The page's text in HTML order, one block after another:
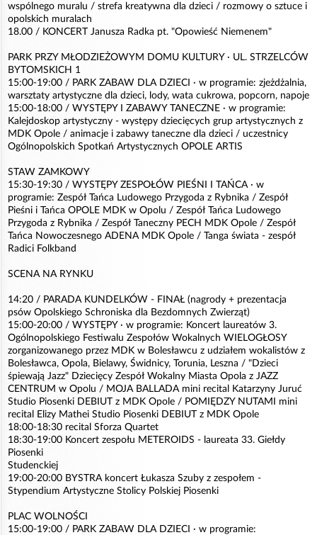
wspólnego muralu / strefa kreatywna dla dzieci / rozmowy o sztuce i
opolskich muralach
18.00 / KONCERT Janusza Radka pt. "Opowieść Niemenem"
PARK PRZY MŁODZIEŻOWYM DOMU KULTURY · UL. STRZELCÓW
BYTOMSKICH 1
15:00-19:00 / PARK ZABAW DLA DZIECI · w programie: zjeżdżalnia,
warsztaty artystyczne dla dzieci, lody, wata cukrowa, popcorn, napoje
15:00-18:00 / WYSTĘPY I ZABAWY TANECZNE · w programie:
Kalejdoskop artystyczny - występy dziecięcych grup artystycznych z
MDK Opole / animacje i zabawy taneczne dla dzieci / uczestnicy
Ogólnopolskich Spotkań Artystycznych OPOLE ARTIS
STAW ZAMKOWY
15:30-19:30 / WYSTĘPY ZESPOŁÓW PIEŚNI I TAŃCA · w
programie: Zespół Tańca Ludowego Przygoda z Rybnika / Zespół
Pieśni i Tańca OPOLE MDK w Opolu / Zespół Tańca Ludowego
Przygoda z Rybnika / Zespół Taneczny PECH MDK Opole / Zespół
Tańca Nowoczesnego ADENA MDK Opole / Tanga świata - zespół
Radici Folkband
SCENA NA RYNKU
14:20 / PARADA KUNDELKÓW - FINAŁ (nagrody + prezentacja
psów Opolskiego Schroniska dla Bezdomnych Zwierząt)
15:00-20:00 / WYSTĘPY · w programie: Koncert laureatów 3.
Ogólnopolskiego Festiwalu Zespołów Wokalnych WIELOGŁOSY
zorganizowanego przez MDK w Bolesławcu z udziałem wokalistów z
Bolesławca, Opola, Bielawy, Świdnicy, Torunia, Leszna / "Dzieci
śpiewają Jazz" Dziecięcy Zespół Wokalny Miasta Opola z JAZZ
CENTRUM w Opolu / MOJA BALLADA mini recital Katarzyny Juruć
Studio Piosenki DEBIUT z MDK Opole / POMIĘDZY NUTAMI mini
recital Elizy Mathei Studio Piosenki DEBIUT z MDK Opole
18:00-18:30 recital Sforza Quartet
18:30-19:00 Koncert zespołu METEROIDS - laureata 33. Giełdy
Piosenki
Studenckiej
19:00-20:00 BYSTRA koncert Łukasza Szuby z zespołem -
Stypendium Artystyczne Stolicy Polskiej Piosenki
PLAC WOLNOŚCI
15:00-19:00 / PARK ZABAW DLA DZIECI · w programie: